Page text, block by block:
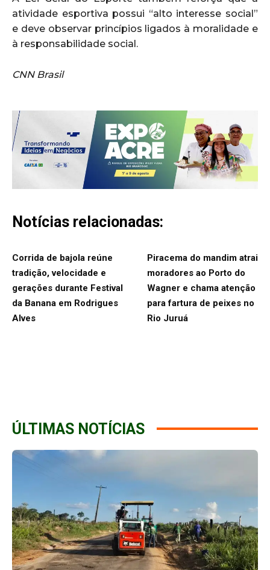
atividade esportiva possui “alto interesse social”
e deve observar princípios ligados à moralidade e
à responsabilidade social.
CNN Brasil
Notícias relacionadas:
Corrida de bajola reúne
tradição, velocidade e
gerações durante Festival
da Banana em Rodrigues
Alves
Piracema do mandim atrai
moradores ao Porto do
Wagner e chama atenção
para fartura de peixes no
Rio Juruá
ÚLTIMAS NOTÍCIAS